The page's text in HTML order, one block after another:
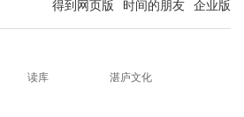
得到网页版 时间的朋友 企业版
读库
湛庐文化